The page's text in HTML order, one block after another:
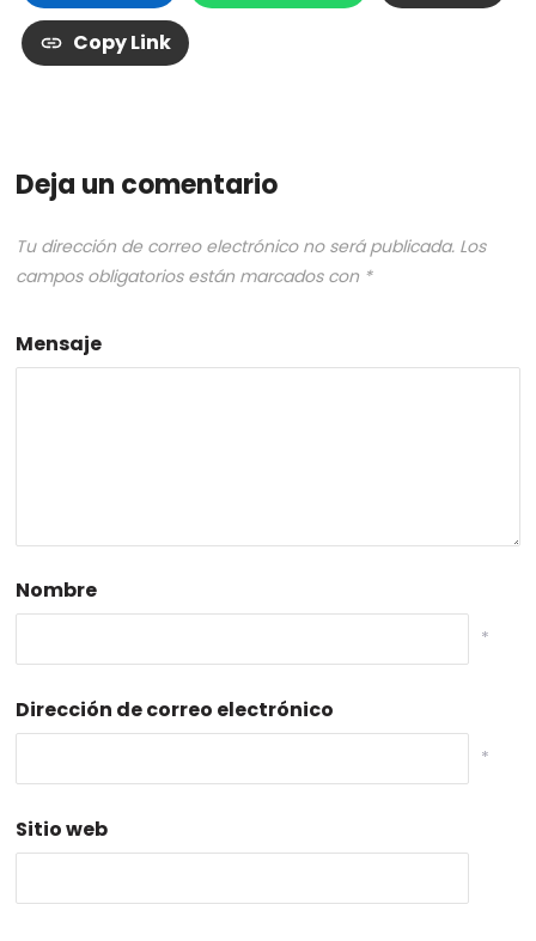
Copy Link
Deja un comentario
Tu dirección de correo electrónico no será publicada. Los
campos obligatorios están marcados con *
Mensaje
Nombre
*
Dirección de correo electrónico
*
Sitio web